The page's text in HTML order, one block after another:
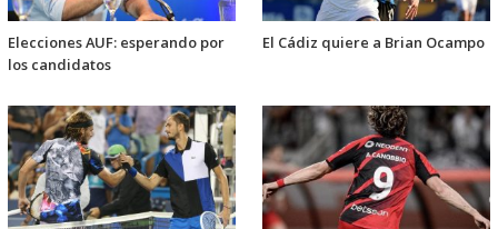
Elecciones AUF: esperando por
los candidatos
El Cádiz quiere a Brian Ocampo